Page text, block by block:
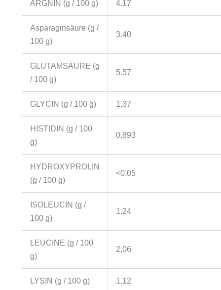
ARGNIN (g / 100 g) 4.17
Asparaginsäure (g /
100 g)
3.40
GLUTAMSÄURE (g
/ 100 g)
5.57
GLYCIN (g / 100 g) 1,37
HISTIDIN (g / 100
g)
0,893
HYDROXYPROLIN
(g / 100 g)
<0,05
ISOLEUCIN (g /
100 g)
1.24
LEUCINE (g / 100
g)
2,06
LYSIN (g / 100 g) 1.12